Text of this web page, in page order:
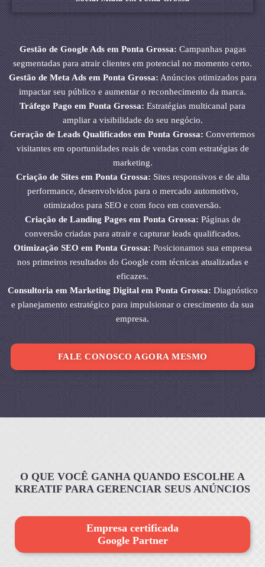
Gestão de Google Ads em Ponta Grossa:Campanhas pagas
segmentadas para atrair clientes em potencial no momento certo.
Gestão de Meta Ads em Ponta Grossa:Anúncios otimizados para
impactar seu público e aumentar o reconhecimento da marca.
Tráfego Pago em Ponta Grossa: Estratégias multicanal para
ampliar a visibilidade do seu negócio.
Geração de Leads Qualificados em Ponta Grossa:Convertemos
visitantes em oportunidades reais de vendas com estratégias de
marketing.
Criação de Sites em Ponta Grossa:Sites responsivos e de alta
performance, desenvolvidos para o mercado automotivo,
otimizados para SEO e com foco em conversão.
Criação de Landing Pages em Ponta Grossa:Páginas de
conversão criadas para atrair e capturar leads qualificados.
Otimização SEO em Ponta Grossa:Posicionamos sua empresa
nos primeiros resultados do Google com técnicas atualizadas e
eficazes.
Consultoria em Marketing Digital em Ponta Grossa:Diagnóstico
e planejamento estratégico para impulsionar o crescimento da sua
empresa.
FALE CONOSCO AGORA MESMO
O QUE VOCÊ GANHA QUANDO ESCOLHE A
KREATIF PARA GERENCIAR SEUS ANÚNCIOS
Empresa certificada
Google Partner